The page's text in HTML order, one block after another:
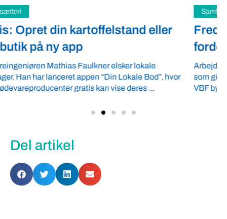
Samfund
Fredspligt giver landmænd strategisk
fordel
Arbejdsgiverforeningen GLS-A tilbyder ordnede forhold,
som giver ro i maven til landmænd – også i usikre tider.
VBF byder velkommen ...
Del artikel